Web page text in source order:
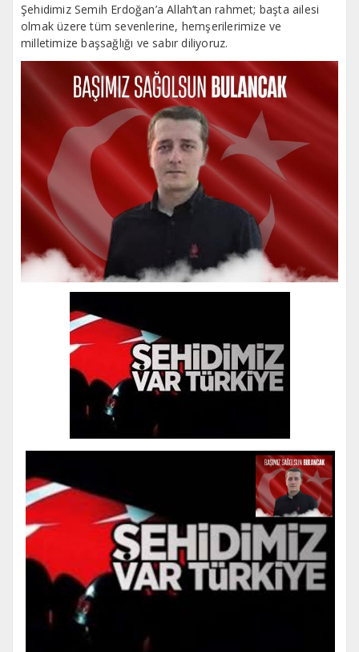
Şehidimiz Semih Erdoğan’a Allah’tan rahmet; başta ailesi
olmak üzere tüm sevenlerine, hemşerilerimize ve
milletimize başsağlığı ve sabır diliyoruz.